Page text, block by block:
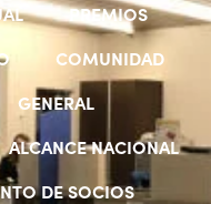
PREMIOS
COMUNIDAD
GENERAL
ALCANCE NACIONAL
DE SOCIOS